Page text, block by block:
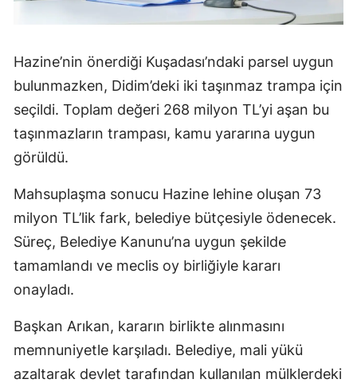
Hazine’nin önerdiği Kuşadası’ndaki parsel uygun
bulunmazken, Didim’deki iki taşınmaz trampa için
seçildi. Toplam değeri 268 milyon TL’yi aşan bu
taşınmazların trampası, kamu yararına uygun
görüldü.
Mahsuplaşma sonucu Hazine lehine oluşan 73
milyon TL’lik fark, belediye bütçesiyle ödenecek.
Süreç, Belediye Kanunu’na uygun şekilde
tamamlandı ve meclis oy birliğiyle kararı
onayladı.
Başkan Arıkan, kararın birlikte alınmasını
memnuniyetle karşıladı. Belediye, mali yükü
azaltarak devlet tarafından kullanılan mülklerdeki